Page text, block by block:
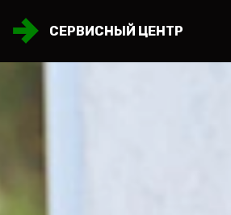
СЕРВИСНЫЙ ЦЕНТР